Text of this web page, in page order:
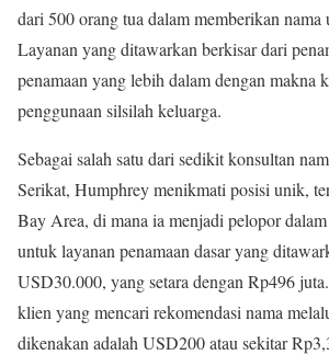
dari 500 orang tua dalam memberikan nama
Layanan yang ditawarkan berkisar dari
penamaan yang lebih dalam dengan makna
penggunaan silsilah keluarga.
Sebagai salah satu dari sedikit konsultan
Serikat, Humphrey menikmati posisi unik,
Bay Area, di mana ia menjadi pelopor
untuk layanan penamaan dasar yang
USD30.000, yang setara dengan Rp496
klien yang mencari rekomendasi nama
dikenakan adalah USD200 atau sekitar